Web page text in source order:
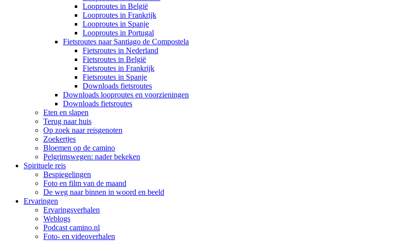
Looproutes in België
Looproutes in Frankrijk
Looproutes in Spanje
Looproutes in Portugal
Fietsroutes naar Santiago de Compostela
Fietsroutes in Nederland
Fietsroutes in België
Fietsroutes in Frankrijk
Fietsroutes in Spanje
Downloads fietsroutes
Downloads looproutes en voorzieningen
Downloads fietsroutes
Eten en slapen
Terug naar huis
Op zoek naar reisgenoten
Zoekertjes
Bloemen op de camino
Pelgrimswegen: nader bekeken
Spirituele reis
Bespiegelingen
Foto en film van de maand
De weg naar binnen in woord en beeld
Ervaringen
Ervaringsverhalen
Weblogs
Podcast camino.nl
Foto- en videoverhalen